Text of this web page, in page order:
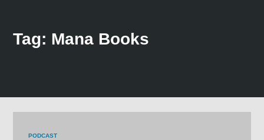
Tag: Mana Books
PODCAST